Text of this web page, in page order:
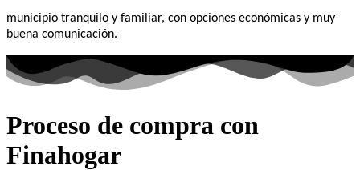
municipio tranquilo y familiar, con opciones económicas y muy
buena comunicación.
Proceso de compra con
Finahogar